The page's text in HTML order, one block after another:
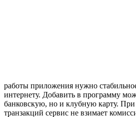
работы приложения нужно
интернету. Добавить в программу
банковскую, но и клубную карту.
транзакций сервис не взимает